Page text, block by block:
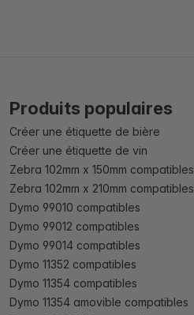
Produits populaires
Créer une étiquette de bière
Créer une étiquette de vin
Zebra 102mm x 150mm compatibles
Zebra 102mm x 210mm compatibles
Dymo 99010 compatibles
Dymo 99012 compatibles
Dymo 99014 compatibles
Dymo 11352 compatibles
Dymo 11354 compatibles
Dymo 11354 amovible compatibles